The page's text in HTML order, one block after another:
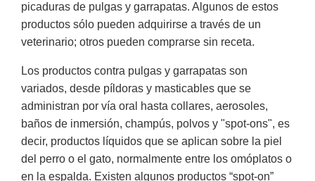
picaduras de pulgas y garrapatas. Algunos de estos
productos sólo pueden adquirirse a través de un
veterinario; otros pueden comprarse sin receta.
Los productos contra pulgas y garrapatas son
variados, desde píldoras y masticables que se
administran por vía oral hasta collares, aerosoles,
baños de inmersión, champús, polvos y "spot-ons", es
decir, productos líquidos que se aplican sobre la piel
del perro o el gato, normalmente entre los omóplatos o
en la espalda. Existen algunos productos “spot-on”